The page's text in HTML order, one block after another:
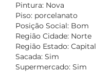
Pintura: Nova
Piso: porcelanato
Posição Social: Bom
Região Cidade: Norte
Região Estado: Capital
Sacada: Sim
Supermercado: Sim